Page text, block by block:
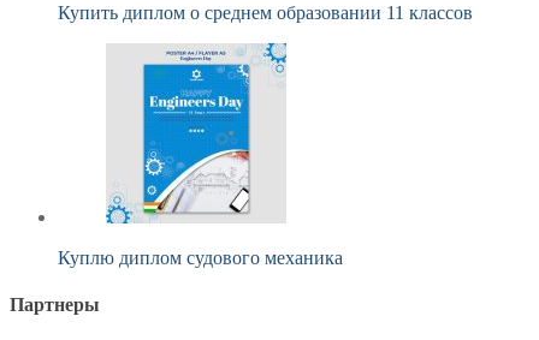
Купить диплом о среднем образовании 11 классов
Куплю диплом судового механика
Партнеры